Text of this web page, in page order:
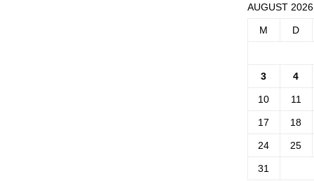
AUGUST 2026
M D
3 4
10 11
17 18
24 25
31